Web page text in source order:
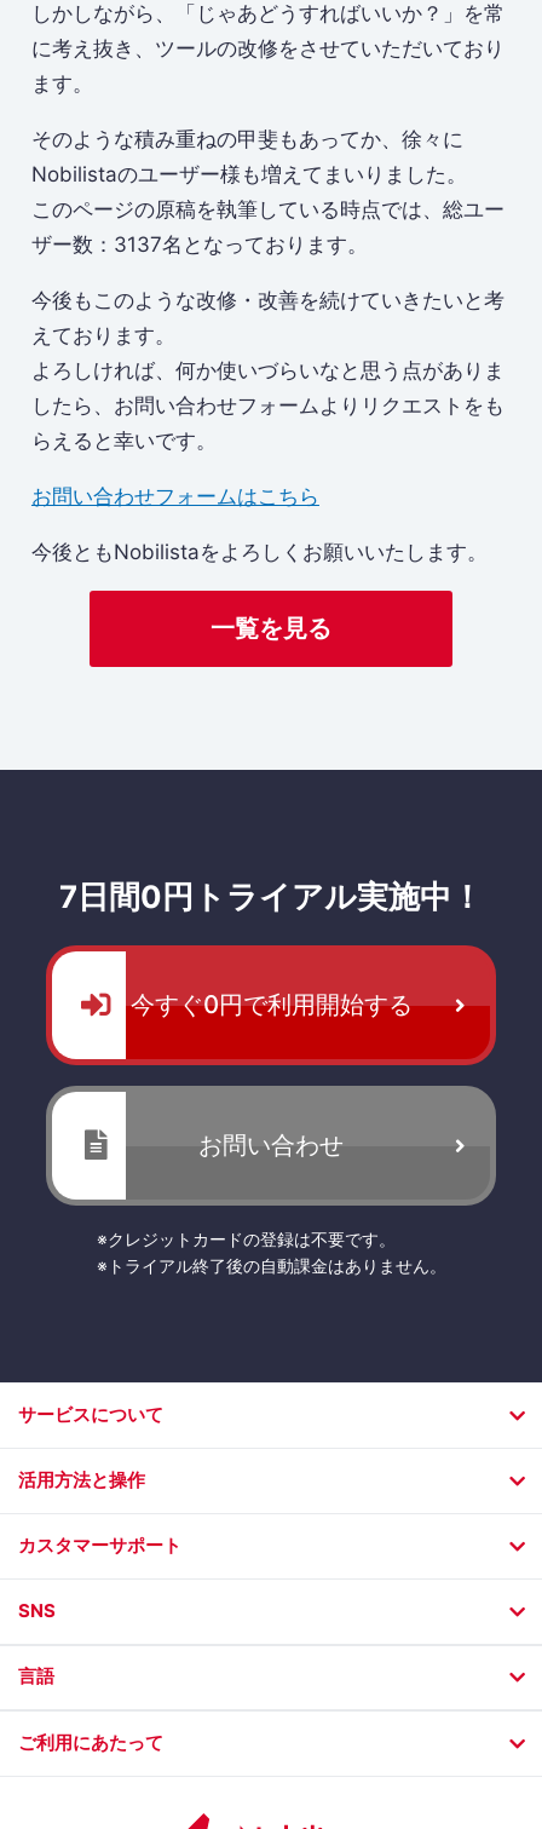
しかしながら、「じゃあどうすればいいか？」を常
に考え抜き、ツールの改修をさせていただいており
ます。
そのような積み重ねの甲斐もあってか、徐々に
Nobilistaのユーザー様も増えてまいりました。
このページの原稿を執筆している時点では、総ユー
ザー数：3137名となっております。
今後もこのような改修・改善を続けていきたいと考
えております。
よろしければ、何か使いづらいなと思う点がありま
したら、お問い合わせフォームよりリクエストをも
らえると幸いです。
お問い合わせフォームはこちら
今後ともNobilistaをよろしくお願いいたします。
一覧を見る
7日間0円トライアル実施中！
今すぐ0円で利用開始する
お問い合わせ
※クレジットカードの登録は不要です。
※トライアル終了後の自動課金はありません。
サービスについて
活用方法と操作
カスタマーサポート
SNS
言語
ご利用にあたって